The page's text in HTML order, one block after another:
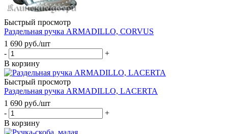
Быстрый просмотр
Раздельная ручка ARMADILLO, CORVUS
1 690 руб./шт
-
+
В корзину
Быстрый просмотр
Раздельная ручка ARMADILLO, LACERTA
1 690 руб./шт
-
+
В корзину